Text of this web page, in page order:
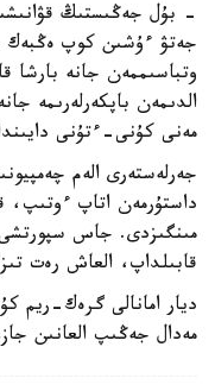
- بۇل جەڭىستىڭ
جەتۋ ءۇشىن كوپ ەڭبەك
وتباسىممەن جانە بارشا
الدىمەن باپكەرلەرىمە
مەنى كۇنى-ءتۇنى
جەرلەستەرى الەم
داستۇرمەن اتاپ ءوتىپ،
مىنگىزدى. جاس سپورتشى
قابىلداپ، العاش رەت
مەدال جەڭىپ العانىن